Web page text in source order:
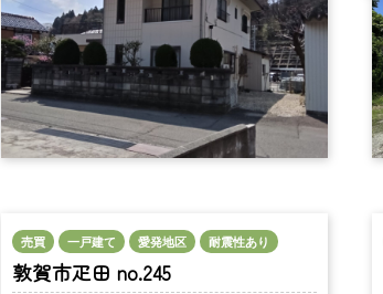
売買 一戸建て 愛発地区 耐震性あり
敦賀市疋田 no.245